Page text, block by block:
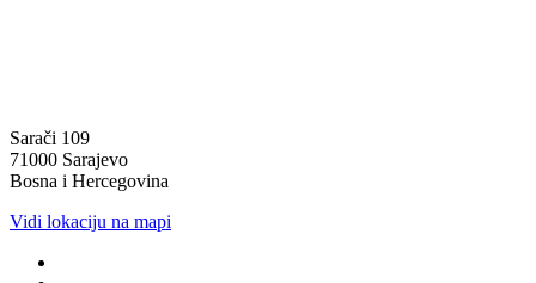
Sarači 109
71000 Sarajevo
Bosna i Hercegovina
Vidi lokaciju na mapi